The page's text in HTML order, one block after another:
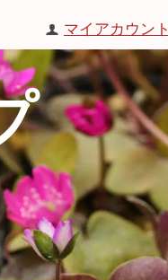
マイアカウント